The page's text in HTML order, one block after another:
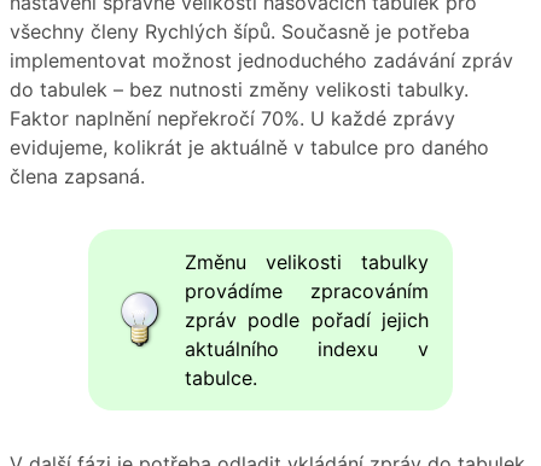
všechny členy Rychlých šípů. Současně je potřeba
implementovat možnost jednoduchého zadávání zpráv
do tabulek – bez nutnosti změny velikosti tabulky.
Faktor naplnění nepřekročí 70%. U každé zprávy
evidujeme, kolikrát je aktuálně v tabulce pro daného
člena zapsaná.
Změnu velikosti tabulky
provádíme zpracováním
zpráv podle pořadí jejich
aktuálního indexu v
tabulce.